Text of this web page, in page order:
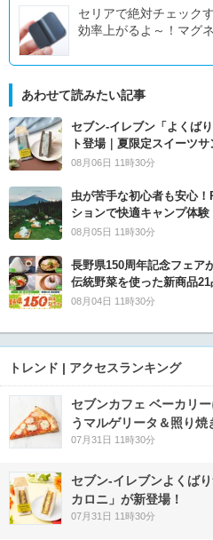
セリアで絶対チェック
効率上がるよ～！マグ
あわせて読みたい記事
セブン‐イレブン「よくば
ト登場｜夏限定スイーツ
08月06日 11時30分
虫が苦手な初心者も安心
ションで快適キャンプ体験
08月05日 11時30分
長野県150周年記念フェ
伝統野菜を使った新商品
08月04日 11時30分
トレンド | アクセスランキング
セブンカフェ ベーカリ
うマルゲリータ＆照り
07月31日 11時30分
セブン‐イレブンよくば
カロニ」が新登場！
07月31日 11時30分